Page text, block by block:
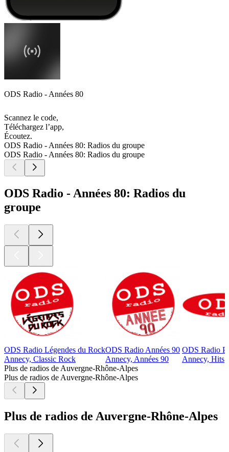
ODS Radio - Années 80
Scannez le code,
Téléchargez l’app,
Écoutez.
ODS Radio - Années 80: Radios du groupe
ODS Radio - Années 80: Radios du groupe
ODS Radio - Années 80: Radios du
groupe
ODS Radio Légendes du Rock
Annecy, Classic Rock
ODS Radio Années 90
Annecy, Années 90
ODS Radio
Annecy, Hits
Plus de radios de Auvergne-Rhône-Alpes
Plus de radios de Auvergne-Rhône-Alpes
Plus de radios de Auvergne-Rhône-Alpes